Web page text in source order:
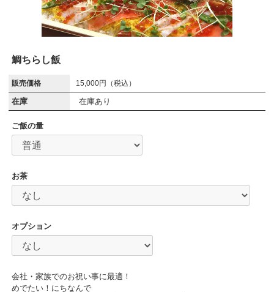
鯛ちらし飯
販売価格 15,000円（税込）
在庫 在庫あり
ご飯の量
お茶
オプション
会社・家族でのお祝い事に最適！
めでたい！にちなんで